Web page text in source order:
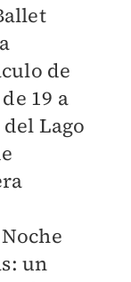
de
19 a
Lago
un